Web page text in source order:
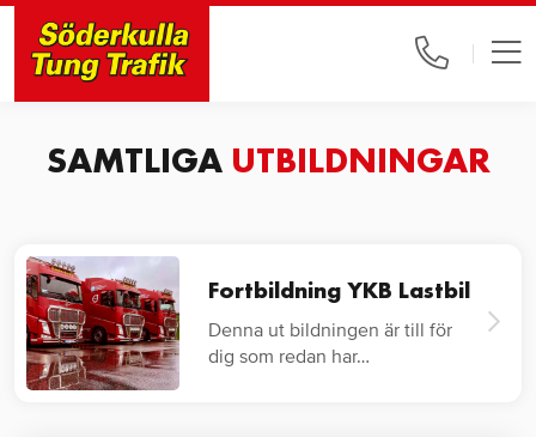
SAMTLIGA UTBILDNINGAR
Fortbildning YKB Lastbil
Denna ut bildningen är till för
dig som redan har…